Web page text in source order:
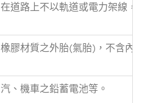
在道路上不以軌道或電力架線
橡膠材質之外胎(氣胎)，不含內
汽、機車之鉛蓄電池等。